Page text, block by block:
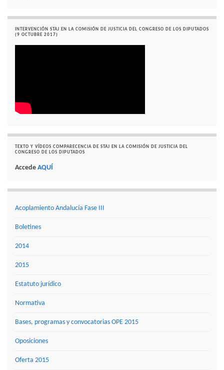
INTERVENCIÓN STAJ EN LA COMISIÓN DE JUSTICIA DEL CONGRESO DE LOS DIPUTADOS
(9 OCTUBRE 2017)
TEXTO Y VÍDEOS COMPARECENCIA DE STAJ EN LA COMISIÓN DE JUSTICIA DEL
CONGRESO DE LOS DIPUTADOS
Accede AQUÍ
Acoplamiento Andalucía Fase III
Boletines
2014
2015
Estatuto jurídico
Normativa
Bases, programas y convocatorias OPE 2015
Oposiciones
Oferta 2015